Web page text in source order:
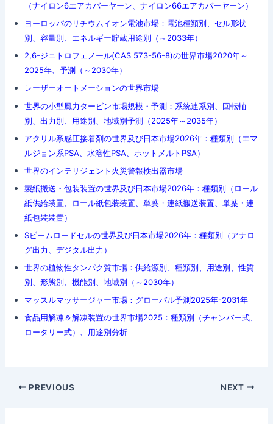
（ナイロン6エアカバーヤーン、ナイロン66エアカバーヤーン）
ヨーロッパのリチウムイオン電池市場：電池種類別、セル形状
別、容量別、エネルギー貯蔵用途別（～2033年）
2,6-ジニトロフェノール(CAS 573-56-8)の世界市場2020年～
2025年、予測（～2030年）
レーザーオートメーションの世界市場
世界の小型風力タービン市場規模・予測：系統連系別、回転軸
別、出力別、用途別、地域別予測（2025年～2035年）
アクリル系感圧接着剤の世界及び日本市場2026年：種類別（エマ
ルジョン系PSA、水溶性PSA、ホットメルトPSA）
世界のインテリジェント火災警報検出器市場
製紙搬送・包装装置の世界及び日本市場2026年：種類別（ロール
紙供給装置、ロール紙包装装置、単葉・連紙搬送装置、単葉・連
紙包装装置）
Sビームロードセルの世界及び日本市場2026年：種類別（アナロ
グ出力、デジタル出力）
世界の植物性タンパク質市場：供給源別、種類別、用途別、性質
別、形態別、機能別、地域別（～2030年）
マッスルマッサージャー市場：グローバル予測2025年-2031年
食品用解凍＆解凍装置の世界市場2025：種類別（チャンバー式、
ロータリー式）、用途別分析
Post
PREVIOUS NEXT